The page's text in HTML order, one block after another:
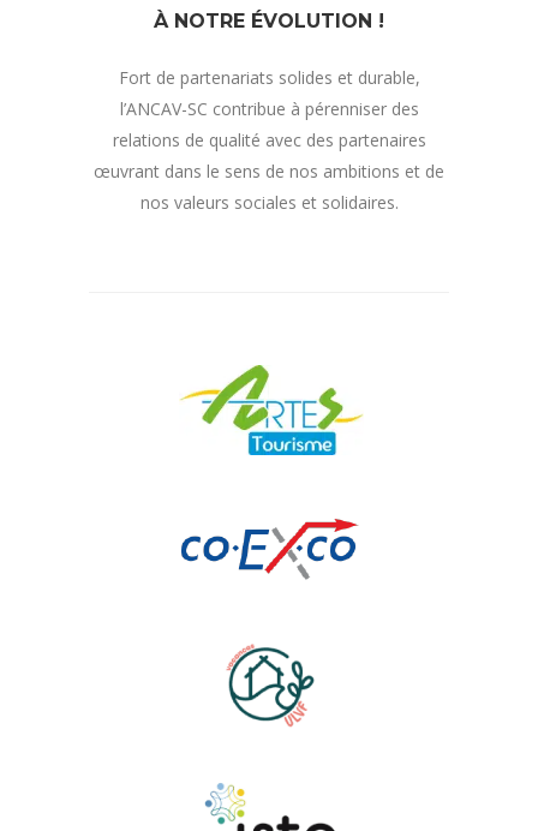
À NOTRE ÉVOLUTION !
Fort de partenariats solides et durable,
l’ANCAV-SC contribue à pérenniser des
relations de qualité avec des partenaires
œuvrant dans le sens de nos ambitions et de
nos valeurs sociales et solidaires.